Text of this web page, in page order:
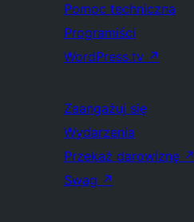
Pomoc techniczna
Programiści
WordPress.tv ↗
Zaangażuj się
Wydarzenia
Przekaż darowiznę ↗
Swag ↗